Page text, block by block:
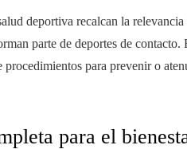
deportiva recalcan la relevancia
parte de deportes de contacto.
para prevenir o
para el